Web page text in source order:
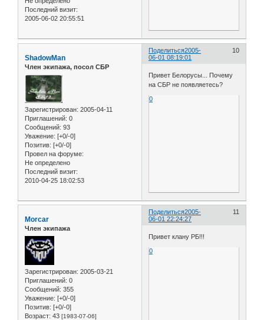
Последний визит:
2005-06-02 20:55:51
Поделиться 10
2005-
06-01 08:19:01
ShadowMan
Член экипажа, посол СБР
Зарегистрирован: 2005-04-11
Приглашений: 0
Сообщений: 93
Уважение: [+0/-0]
Позитив: [+0/-0]
Провел на форуме:
Не определено
Последний визит:
2010-04-25 18:02:53
Привет Белорусы... Почему
на СБР не появляетесь?
0
Поделиться 11
2005-
06-01 22:24:27
Morcar
Член экипажа
Зарегистрирован: 2005-03-21
Приглашений: 0
Сообщений: 355
Уважение: [+0/-0]
Позитив: [+0/-0]
Возраст: 43 [1983-07-06]
Привет клану РБ!!!
0